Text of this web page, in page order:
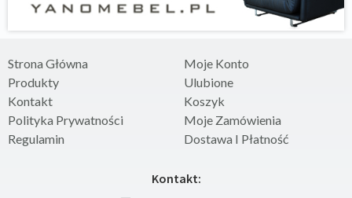
Strona Główna
Produkty
Kontakt
Polityka Prywatności
Regulamin
Moje Konto
Ulubione
Koszyk
Moje Zamówienia
Dostawa I Płatność
Kontakt: